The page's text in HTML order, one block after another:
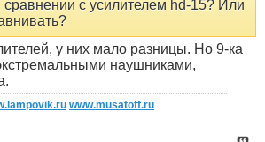
сравнении с усилителем hd-15? Или
у них мало разницы. Но 9-ка
наушниками,
www.musatoff.ru